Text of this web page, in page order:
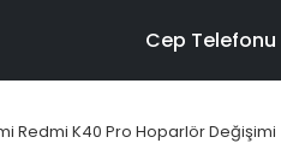
Cep Telefonu
Redmi K40 Pro Hoparlör Değişimi